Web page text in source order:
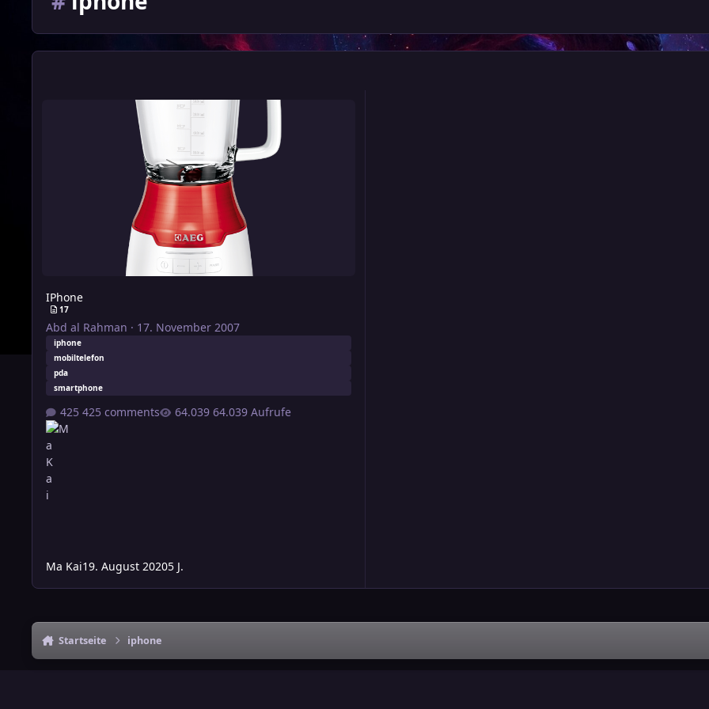
IPhone
17
Abd al Rahman · 17. November 2007
iphone
mobiltelefon
pda
smartphone
425 comments 64.039 Aufrufe
Ma Kai19. August 20205 J.
Startseite iphone